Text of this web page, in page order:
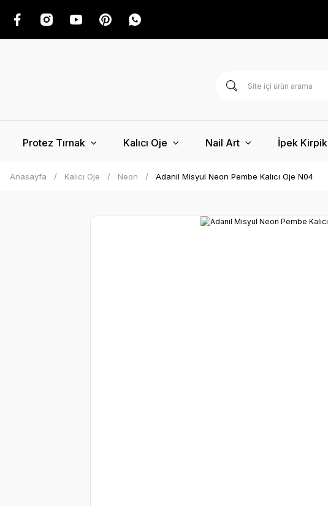
Protez Tırnak Kalıcı Oje Nail Art İpek Kirpik
Anasayfa Kalıcı Oje Neon Adanil Misyul Neon Pembe Kalıcı Oje N04